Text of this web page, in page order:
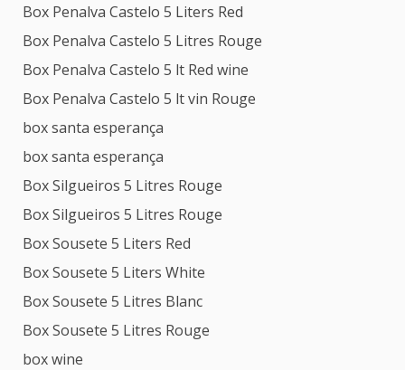
Box Penalva Castelo 5 Liters Red
Box Penalva Castelo 5 Litres Rouge
Box Penalva Castelo 5 lt Red wine
Box Penalva Castelo 5 lt vin Rouge
box santa esperança
box santa esperança
Box Silgueiros 5 Litres Rouge
Box Silgueiros 5 Litres Rouge
Box Sousete 5 Liters Red
Box Sousete 5 Liters White
Box Sousete 5 Litres Blanc
Box Sousete 5 Litres Rouge
box wine